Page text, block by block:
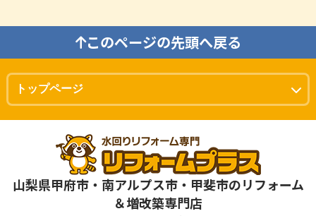
このページの先頭へ戻る
山梨県甲府市・南アルプス市・甲斐市のリフォーム
＆増改築専門店